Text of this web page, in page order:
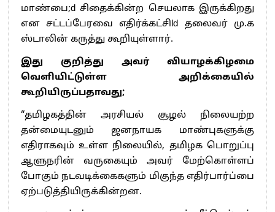
மாண்பை;d சிதைக்கின்ற செயலாக இருக்கிறது
என சட்டப்பேரவை எதிர்க்கட்சிld தலைவர் மு.க
ஸ்டாலின் கருத்து கூறியுள்ளார்.
இது குறித்து அவர் வியாழக்கிழமை
வெளியிட்டுள்ள அறிக்கையில்
கூறியிருப்பதாவது;
“தமிழகத்தின் அரசியல் சூழல் நிலையற்ற
தன்மையுடனும் ஜனநாயக மாண்புகளுக்கு
எதிராகவும் உள்ள நிலையில், தமிழக பொறுப்பு
ஆளுநரின் வருகையும் அவர் மேற்கொள்ளப்
போகும் நடவடிக்கைகளும் மிகுந்த எதிர்பார்ப்பை
ஏற்படுத்தியிருக்கின்றன.